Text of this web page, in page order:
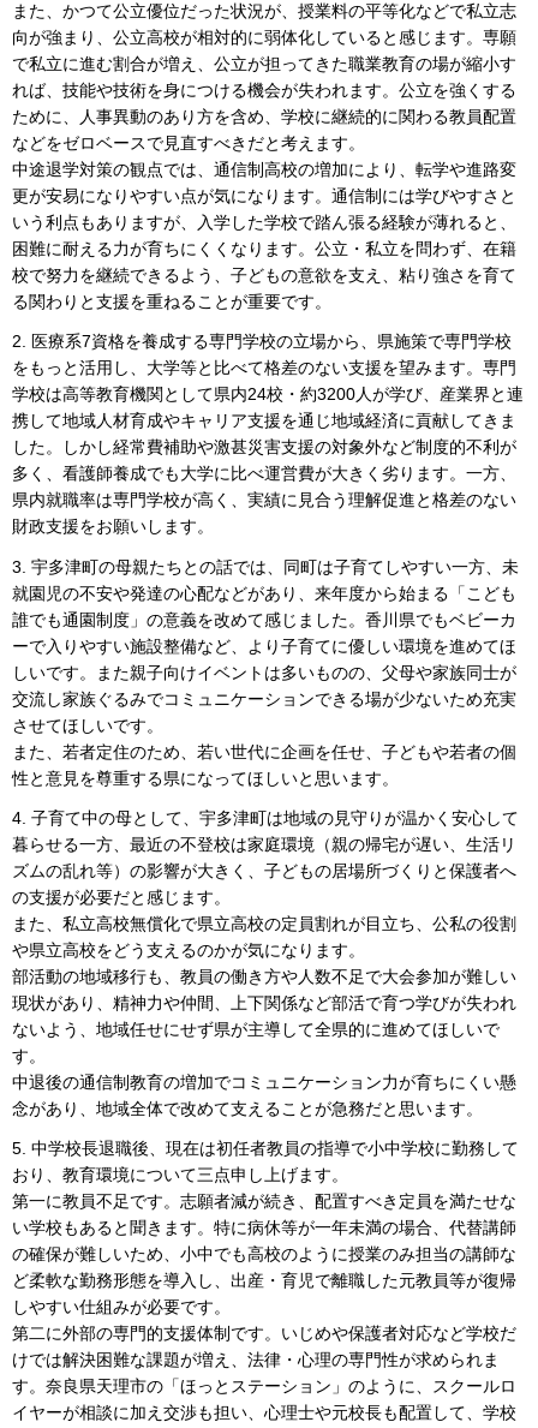
また、かつて公立優位だった状況が、授業料の平等化などで私立志
向が強まり、公立高校が相対的に弱体化していると感じます。専願
で私立に進む割合が増え、公立が担ってきた職業教育の場が縮小す
れば、技能や技術を身につける機会が失われます。公立を強くする
ために、人事異動のあり方を含め、学校に継続的に関わる教員配置
などをゼロベースで見直すべきだと考えます。
中途退学対策の観点では、通信制高校の増加により、転学や進路変
更が安易になりやすい点が気になります。通信制には学びやすさと
いう利点もありますが、入学した学校で踏ん張る経験が薄れると、
困難に耐える力が育ちにくくなります。公立・私立を問わず、在籍
校で努力を継続できるよう、子どもの意欲を支え、粘り強さを育て
る関わりと支援を重ねることが重要です。
2. 医療系7資格を養成する専門学校の立場から、県施策で専門学校
をもっと活用し、大学等と比べて格差のない支援を望みます。専門
学校は高等教育機関として県内24校・約3200人が学び、産業界と連
携して地域人材育成やキャリア支援を通じ地域経済に貢献してきま
した。しかし経常費補助や激甚災害支援の対象外など制度的不利が
多く、看護師養成でも大学に比べ運営費が大きく劣ります。一方、
県内就職率は専門学校が高く、実績に見合う理解促進と格差のない
財政支援をお願いします。
3. 宇多津町の母親たちとの話では、同町は子育てしやすい一方、未
就園児の不安や発達の心配などがあり、来年度から始まる「こども
誰でも通園制度」の意義を改めて感じました。香川県でもベビーカ
ーで入りやすい施設整備など、より子育てに優しい環境を進めてほ
しいです。また親子向けイベントは多いものの、父母や家族同士が
交流し家族ぐるみでコミュニケーションできる場が少ないため充実
させてほしいです。
また、若者定住のため、若い世代に企画を任せ、子どもや若者の個
性と意見を尊重する県になってほしいと思います。
4. 子育て中の母として、宇多津町は地域の見守りが温かく安心して
暮らせる一方、最近の不登校は家庭環境（親の帰宅が遅い、生活リ
ズムの乱れ等）の影響が大きく、子どもの居場所づくりと保護者へ
の支援が必要だと感じます。
また、私立高校無償化で県立高校の定員割れが目立ち、公私の役割
や県立高校をどう支えるのかが気になります。
部活動の地域移行も、教員の働き方や人数不足で大会参加が難しい
現状があり、精神力や仲間、上下関係など部活で育つ学びが失われ
ないよう、地域任せにせず県が主導して全県的に進めてほしいで
す。
中退後の通信制教育の増加でコミュニケーション力が育ちにくい懸
念があり、地域全体で改めて支えることが急務だと思います。
5. 中学校長退職後、現在は初任者教員の指導で小中学校に勤務して
おり、教育環境について三点申し上げます。
第一に教員不足です。志願者減が続き、配置すべき定員を満たせな
い学校もあると聞きます。特に病休等が一年未満の場合、代替講師
の確保が難しいため、小中でも高校のように授業のみ担当の講師な
ど柔軟な勤務形態を導入し、出産・育児で離職した元教員等が復帰
しやすい仕組みが必要です。
第二に外部の専門的支援体制です。いじめや保護者対応など学校だ
けでは解決困難な課題が増え、法律・心理の専門性が求められま
す。奈良県天理市の「ほっとステーション」のように、スクールロ
イヤーが相談に加え交渉も担い、心理士や元校長も配置して、学校